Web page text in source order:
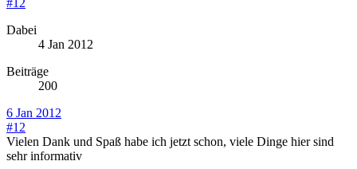
Dabei
4 Jan 2012
Beiträge
200
6 Jan 2012
#12
Vielen Dank und Spaß habe ich jetzt schon, viele Dinge hier sind
sehr informativ